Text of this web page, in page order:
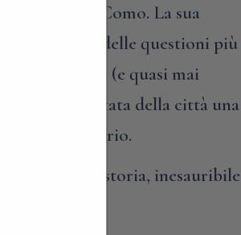
città di Como. La sua
fatto una delle questioni più
proposte (e quasi mai
– è stata della città una
e del Lario.
carichi di storia, inesauribile